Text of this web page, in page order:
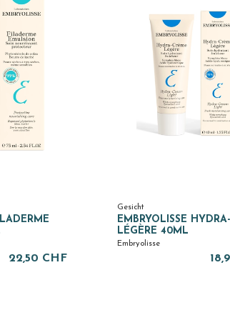
22,50 CHF
Gesicht
EMBRYOLISSE
LÉGÈRE 40ML
Embryolisse